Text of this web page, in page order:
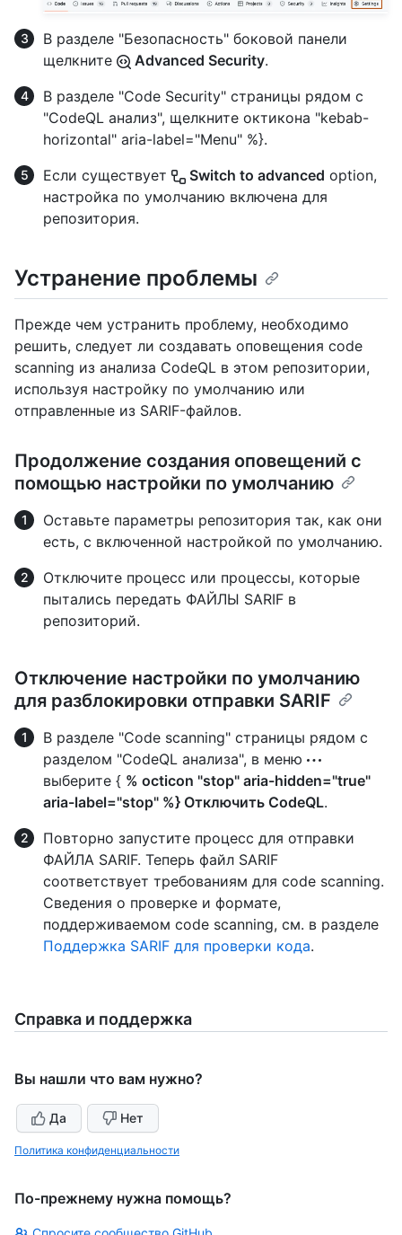
В разделе "Безопасность" боковой панели
щелкните
Advanced Security.
В разделе "Code Security" страницы рядом с
"CodeQL анализ", щелкните октикона "kebab-
horizontal" aria-label="Menu" %}.
Если существует
Switch to advanced option,
настройка по умолчанию включена для
репозитория.
Устранение проблемы
Прежде чем устранить проблему, необходимо
решить, следует ли создавать оповещения code
scanning из анализа CodeQL в этом репозитории,
используя настройку по умолчанию или
отправленные из SARIF-файлов.
Продолжение создания оповещений с
помощью настройки по умолчанию
Оставьте параметры репозитория так, как они
есть, с включенной настройкой по умолчанию.
Отключите процесс или процессы, которые
пытались передать ФАЙЛЫ SARIF в
репозиторий.
Отключение настройки по умолчанию
для разблокировки отправки SARIF
В разделе "Code scanning" страницы рядом с
разделом "CodeQL анализа", в меню
выберите { % octicon "stop" aria-hidden="true"
aria-label="stop" %} Отключить CodeQL.
Повторно запустите процесс для отправки
ФАЙЛА SARIF. Теперь файл SARIF
соответствует требованиям для code scanning.
Сведения о проверке и формате,
поддерживаемом code scanning, см. в разделе
Поддержка SARIF для проверки кода.
Справка и поддержка
Вы нашли что вам нужно?
Да Нет
Политика конфиденциальности
По-прежнему нужна помощь?